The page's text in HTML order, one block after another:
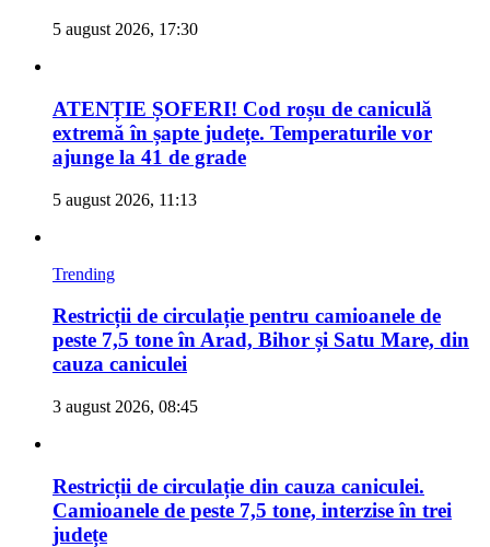
5 august 2026, 17:30
ATENȚIE ȘOFERI! Cod roșu de caniculă
extremă în șapte județe. Temperaturile vor
ajunge la 41 de grade
5 august 2026, 11:13
Trending
Restricții de circulație pentru camioanele de
peste 7,5 tone în Arad, Bihor și Satu Mare, din
cauza caniculei
3 august 2026, 08:45
Restricții de circulație din cauza caniculei.
Camioanele de peste 7,5 tone, interzise în trei
județe